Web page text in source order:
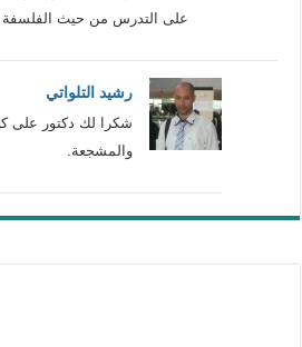
على التدرس من حيث الفلسفة
رشيد التلواتي
شكرا لك دكتور على
والمشجعة.